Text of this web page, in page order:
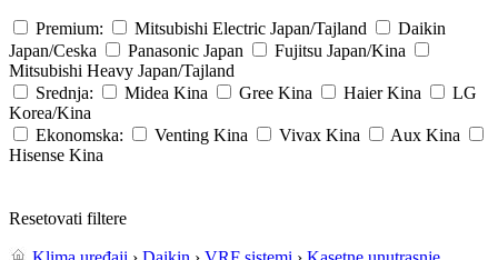
Premium: Mitsubishi Electric Japan/Tajland
Daikin
Japan/Ceska
Panasonic Japan Fujitsu Japan/Kina
Mitsubishi Heavy Japan/Tajland
Srednja:
Midea Kina Gree Kina Haier Kina
LG
Korea/Kina
Ekonomska:
Venting Kina Vivax Kina Aux Kina
Hisense Kina
Resetovati filtere